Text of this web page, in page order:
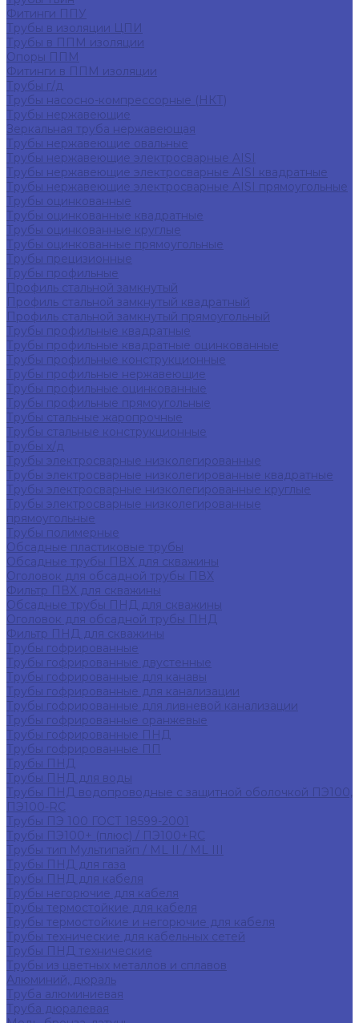
Фитинги ППУ
Трубы в изоляции ЦПИ
Трубы в ППМ изоляции
Опоры ППМ
Фитинги в ППМ изоляции
Трубы г/д
Трубы насосно-компрессорные (НКТ)
Трубы нержавеющие
Зеркальная труба нержавеющая
Трубы нержавеющие овальные
Трубы нержавеющие электросварные AISI
Трубы нержавеющие электросварные AISI квадратные
Трубы нержавеющие электросварные AISI прямоугольные
Трубы оцинкованные
Трубы оцинкованные квадратные
Трубы оцинкованные круглые
Трубы оцинкованные прямоугольные
Трубы прецизионные
Трубы профильные
Профиль стальной замкнутый
Профиль стальной замкнутый квадратный
Профиль стальной замкнутый прямоугольный
Трубы профильные квадратные
Трубы профильные квадратные оцинкованные
Трубы профильные конструкционные
Трубы профильные нержавеющие
Трубы профильные оцинкованные
Трубы профильные прямоугольные
Трубы стальные жаропрочные
Трубы стальные конструкционные
Трубы х/д
Трубы электросварные низколегированные
Трубы электросварные низколегированные квадратные
Трубы электросварные низколегированные круглые
Трубы электросварные низколегированные
прямоугольные
Трубы полимерные
Обсадные пластиковые трубы
Обсадные трубы ПВХ для скважины
Оголовок для обсадной трубы ПВХ
Фильтр ПВХ для скважины
Обсадные трубы ПНД для скважины
Оголовок для обсадной трубы ПНД
Фильтр ПНД для скважины
Трубы гофрированные
Трубы гофрированные двустенные
Трубы гофрированные для канавы
Трубы гофрированные для канализации
Трубы гофрированные для ливневой канализации
Трубы гофрированные оранжевые
Трубы гофрированные ПНД
Трубы гофрированные ПП
Трубы ПНД
Трубы ПНД для воды
Трубы ПНД водопроводные с защитной оболочкой ПЭ100,
ПЭ100-RC
Трубы ПЭ 100 ГОСТ 18599-2001
Трубы ПЭ100+ (плюс) / ПЭ100+RC
Трубы тип Мультипайп / ML II / ML III
Трубы ПНД для газа
Трубы ПНД для кабеля
Трубы негорючие для кабеля
Трубы термостойкие для кабеля
Трубы термостойкие и негорючие для кабеля
Трубы технические для кабельных сетей
Трубы ПНД технические
Трубы из цветных металлов и сплавов
Алюминий, дюраль
Труба алюминиевая
Труба дюралевая